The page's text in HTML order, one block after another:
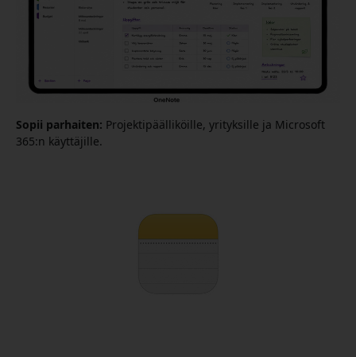
Sopii parhaiten: Projektipäälliköille, yrityksille ja Microsoft
365:n käyttäjille.